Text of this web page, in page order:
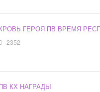
ГЕРОЯ ПВ ВРЕМЯ
2352
КХ НАГРАДЫ